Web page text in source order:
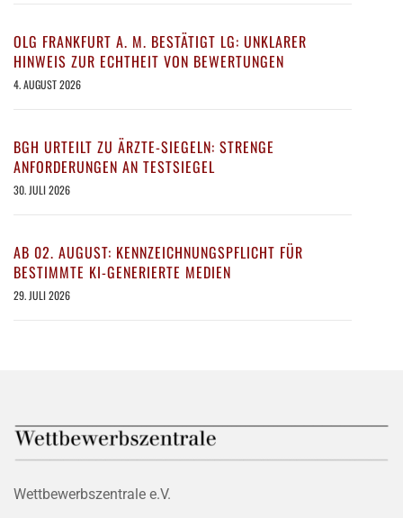
OLG FRANKFURT A. M. BESTÄTIGT LG: UNKLARER
HINWEIS ZUR ECHTHEIT VON BEWERTUNGEN
4. AUGUST 2026
BGH URTEILT ZU ÄRZTE-SIEGELN: STRENGE
ANFORDERUNGEN AN TESTSIEGEL
30. JULI 2026
AB 02. AUGUST: KENNZEICHNUNGSPFLICHT FÜR
BESTIMMTE KI-GENERIERTE MEDIEN
29. JULI 2026
Wettbewerbszentrale e.V.